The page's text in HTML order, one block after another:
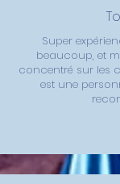
Super
beaucoup, et
concentré sur les
est une